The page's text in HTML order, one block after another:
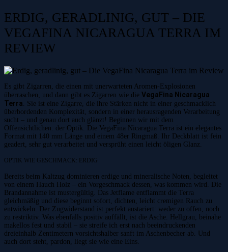
ERDIG, GERADLINIG, GUT – DIE
VEGAFINA NICARAGUA TERRA IM
REVIEW
Es gibt Zigarren, die einen mit unerwarteten Aromen-Explosionen
überraschen, und dann gibt es Zigarren wie die VegaFina Nicaragua
Terra. Sie ist eine Zigarre, die ihre Stärken nicht in einer geschmacklich
überbordenden Komplexität, sondern in einer herausragenden Verarbeitung
sucht – und genau dort auch glänzt! Beginnen wir mit dem
Offensichtlichen: der Optik. Die VegaFina Nicaragua Terra ist ein elegantes
Format mit 140 mm Länge und einem 48er Ringmaß. Ihr Deckblatt ist fein
geadert, sehr gut verarbeitet und versprüht einen leicht öligen Glanz.
OPTIK WIE GESCHMACK: ERDIG
Bereits beim Kaltzug dominieren erdige und mineralische Noten, begleitet
von einem Hauch Holz – ein Vorgeschmack dessen, was kommen wird. Die
Brandannahme ist mustergültig. Das Jetflame entflammt die Terra
gleichmäßig und diese beginnt sofort, dichten, leicht cremigen Rauch zu
entwickeln. Der Zugwiderstand ist perfekt austariert: weder zu offen, noch
zu restriktiv. Was ebenfalls positiv auffällt, ist die Asche. Hellgrau, beinahe
makellos fest und stabil – sie streife ich erst nach beeindruckenden
dreieinhalb Zentimetern vorsichtshalber sanft im Aschenbecher ab. Und
auch dort steht, pardon, liegt sie wie eine Eins.